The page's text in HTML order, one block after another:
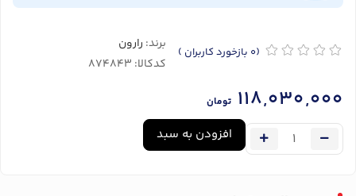
(0 بازخورد کاربران ) برند: رارون
کدکالا:
118,030,000 تومان
افزودن به سبد